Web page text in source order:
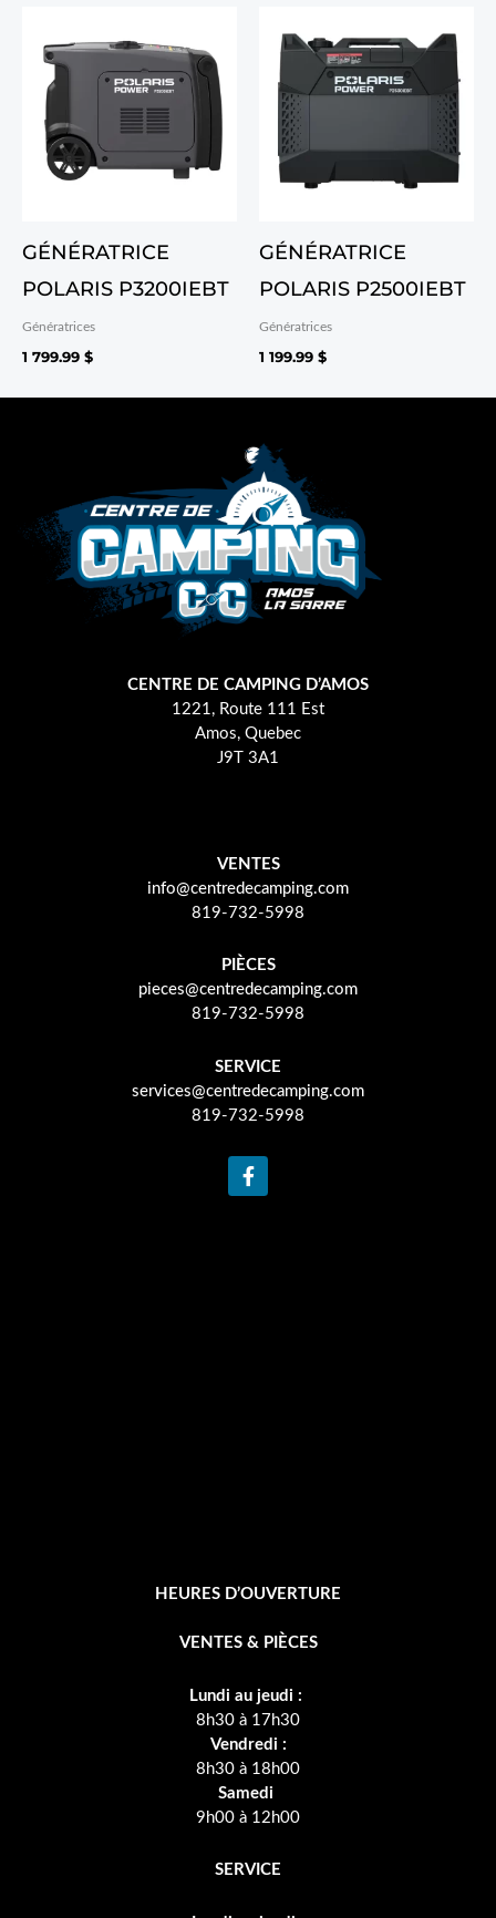
GÉNÉRATRICE
POLARIS P3200IEBT
Génératrices
1 799.99 $
GÉNÉRATRICE
POLARIS P2500IEBT
Génératrices
1 199.99 $
CENTRE DE CAMPING D’AMOS
1221, Route 111 Est
Amos, Quebec
J9T 3A1
VENTES
info@centredecamping.com
819-732-5998
PIÈCES
pieces@centredecamping.com
819-732-5998
SERVICE
services@centredecamping.com
819-732-5998
F
HEURES D’OUVERTURE
VENTES & PIÈCES
Lundi au jeudi :
8h30 à 17h30
Vendredi :
8h30 à 18h00
Samedi
9h00 à 12h00
SERVICE